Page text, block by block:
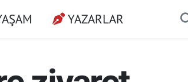
YAZARLAR